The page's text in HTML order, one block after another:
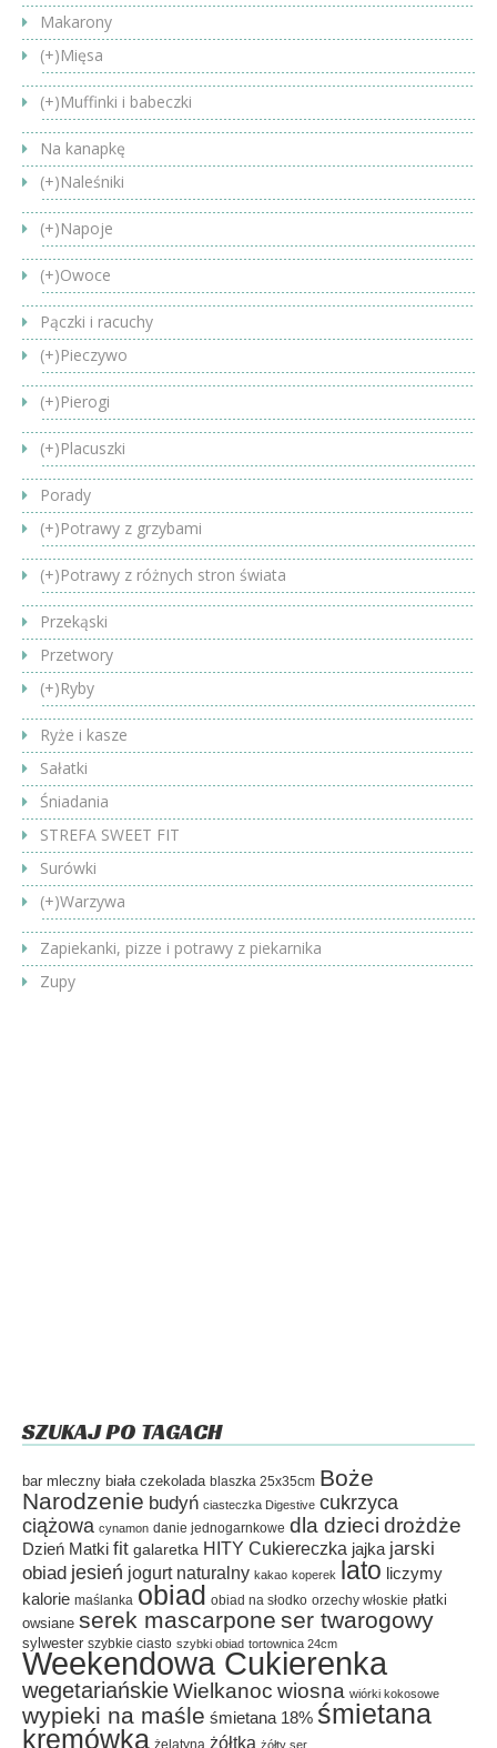
Makarony
(+)Mięsa
(+)Muffinki i babeczki
Na kanapkę
(+)Naleśniki
(+)Napoje
(+)Owoce
Pączki i racuchy
(+)Pieczywo
(+)Pierogi
(+)Placuszki
Porady
(+)Potrawy z grzybami
(+)Potrawy z różnych stron świata
Przekąski
Przetwory
(+)Ryby
Ryże i kasze
Sałatki
Śniadania
STREFA SWEET FIT
Surówki
(+)Warzywa
Zapiekanki, pizze i potrawy z piekarnika
Zupy
SZUKAJ PO TAGACH
bar mleczny biała czekolada blaszka 25x35cm Boże
Narodzenie budyń ciasteczka Digestive cukrzyca
ciążowa cynamon danie jednogarnkowe dla dzieci drożdże
Dzień Matki fit galaretka HITY Cukiereczka jajka jarski
obiad jesień jogurt naturalny kakao koperek lato liczymy
kalorie maślanka obiad obiad na słodko orzechy włoskie płatki
owsiane serek mascarpone ser twarogowy
sylwester szybkie ciasto szybki obiad tortownica 24cm
Weekendowa Cukierenka
wegetariańskieWielkanoc wiosna wiórki kokosowe
wypieki na maśle śmietana 18% śmietana
kremówka żelatyna żółtka żółty ser